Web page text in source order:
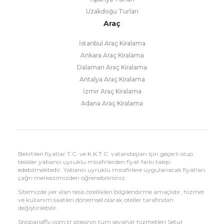
Uzakdoğu Turları
Araç
İstanbul Araç Kiralama
Ankara Araç Kiralama
Dalaman Araç Kiralama
Antalya Araç Kiralama
İzmir Araç Kiralama
Adana Araç Kiralama
Belirtilen fiyatlar T.C. ve K.K.T.C. vatandaşları için geçerli olup
tesisler yabancı uyruklu misafirlerden fiyat farkı talep
edebilmektedir. Yabancı uyruklu misafirlere uygulanacak fiyatları
çağrı merkezimizden öğrenebilirsiniz.
Sitemizde yer alan tesis özellikleri bilgilendirme amaçlıdır, hizmet
ve kullanım saatleri dönemsel olarak oteller tarafından
değiştirilebilir.
Shopandfly.com.tr sitesinin tüm seyahat hizmetleri Setur